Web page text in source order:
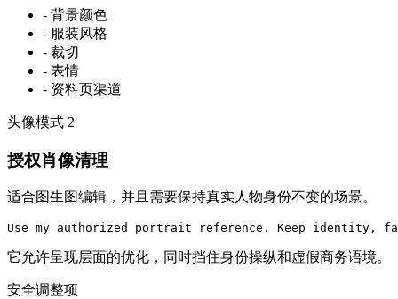
- 背景颜色
- 服装风格
- 裁切
- 表情
- 资料页渠道
头像模式 2
授权肖像清理
适合图生图编辑，并且需要保持真实人物身份不变的场景。
Use my authorized portrait reference. Keep identity,
它允许呈现层面的优化，同时挡住身份操纵和虚假商务语境。
安全调整项